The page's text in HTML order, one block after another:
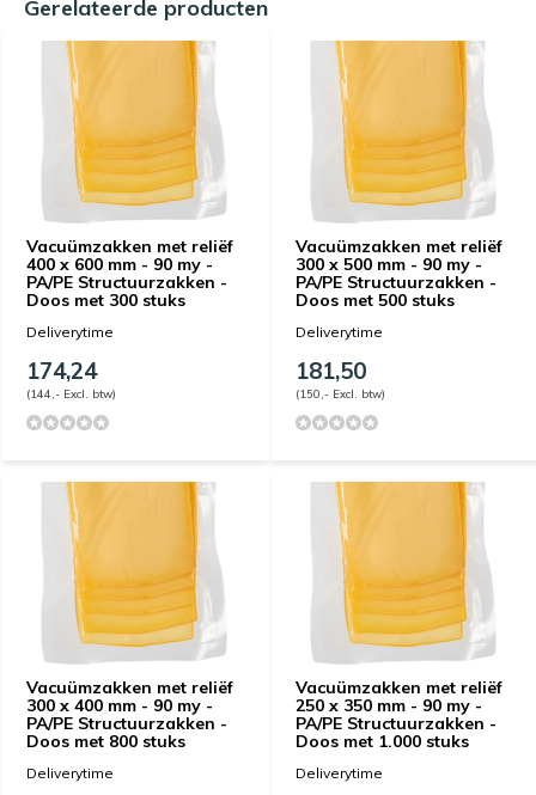
Gerelateerde producten
Vacuümzakken met reliëf
400 x 600 mm - 90 my -
PA/PE Structuurzakken -
Doos met 300 stuks
Deliverytime
174,24
(144,- Excl. btw)
Vacuümzakken met reliëf
300 x 500 mm - 90 my -
PA/PE Structuurzakken -
Doos met 500 stuks
Deliverytime
181,50
(150,- Excl. btw)
Vacuümzakken met reliëf
300 x 400 mm - 90 my -
PA/PE Structuurzakken -
Doos met 800 stuks
Deliverytime
Vacuümzakken met reliëf
250 x 350 mm - 90 my -
PA/PE Structuurzakken -
Doos met 1.000 stuks
Deliverytime